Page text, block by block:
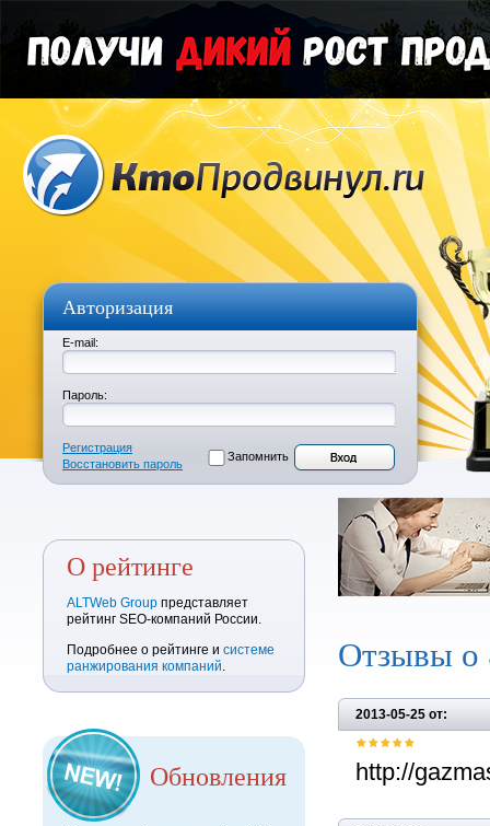
Авторизация
E-mail:
Пароль:
Регистрация
Восстановить пароль
Запомнить
О рейтинге
ALTWeb Group представляет
рейтинг SEO-компаний России.
Подробнее о рейтинге и системе
ранжирования компаний.
Обновления
Отзывы о
2013-05-25 от:
http://